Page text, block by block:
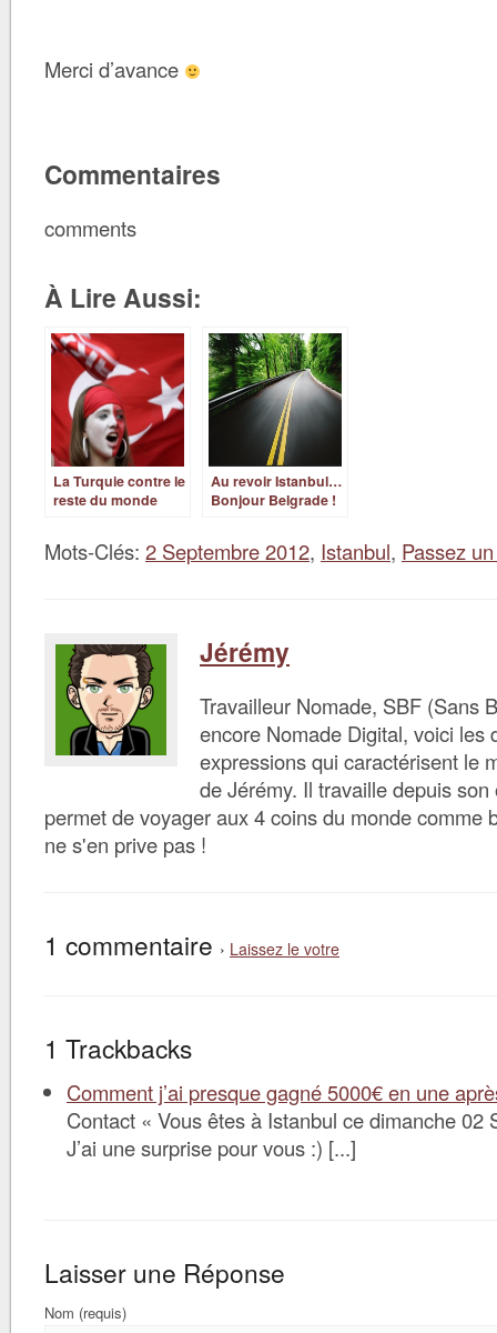
Merci d’avance
Commentaires
comments
À Lire Aussi:
La Turquie contre le
reste du monde
Au revoir Istanbul…
Bonjour Belgrade !
Mots-Clés: 2 Septembre 2012, Istanbul, Passez
Jérémy
Travailleur Nomade, SBF (Sans
encore Nomade Digital, voici les
expressions qui caractérisent le
de Jérémy. Il travaille depuis
permet de voyager aux 4 coins du monde comme
ne s'en prive pas !
1 commentaire › Laissez le votre
1 Trackbacks
Comment j’ai presque gagné 5000€ en une
Contact « Vous êtes à Istanbul ce dimanche 02
J’ai une surprise pour vous :) [...]
Laisser une Réponse
Nom (requis)